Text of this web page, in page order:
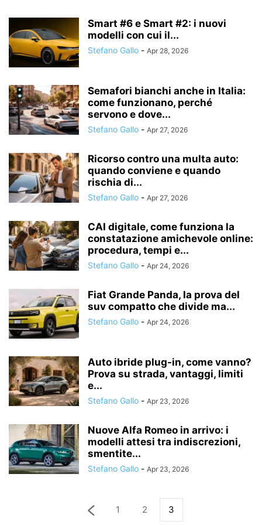
Smart #6 e Smart #2: i nuovi
modelli con cui il...
Stefano Gallo - Apr 28, 2026
Semafori bianchi anche in Italia:
come funzionano, perché
servono e dove...
Stefano Gallo - Apr 27, 2026
Ricorso contro una multa auto:
quando conviene e quando
rischia di...
Stefano Gallo - Apr 27, 2026
CAI digitale, come funziona la
constatazione amichevole online:
procedura, tempi e...
Stefano Gallo - Apr 24, 2026
Fiat Grande Panda, la prova del
suv compatto che divide ma...
Stefano Gallo - Apr 24, 2026
Auto ibride plug-in, come vanno?
Prova su strada, vantaggi, limiti
e...
Stefano Gallo - Apr 23, 2026
Nuove Alfa Romeo in arrivo: i
modelli attesi tra indiscrezioni,
smentite...
Stefano Gallo - Apr 23, 2026
1 2 3